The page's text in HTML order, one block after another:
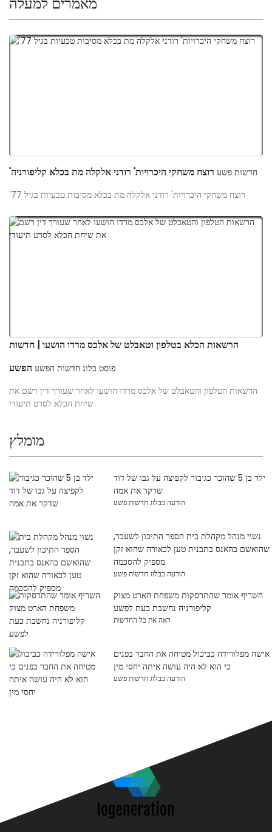
'רוצח משחקי היכרויות' רודני אלקלה מת בכלא קליפורניה חדשות פשע
'רוצח משחקי היכרויות' רודני אלקלה מת בכלא מסיבות טבעיות בגיל 77
הרשאות הכלא בטלפון וטאבלט של אלכס מרדו הושעו | חדשות
הפשע פוסט בלוג חדשות הפשע
הרשאות הטלפון והטאבלט של אלכס מרדו הושעו לאחר שעורך דין רשם את
שיחת הכלא לסרט תיעודי
מומלץ
ילד בן 5 שהוכר כגיבור לקפיצה על גבו של דוד
שדקר את אמה
הודעה בבלוג חדשות פשע
נשוי מנהל מקהלת בית הספר התיכון לשעבר,
שהואשם בהאנס בתבנית טען לכאורה שהוא זקן
מספיק להסכמה
הודעה בבלוג חדשות פשע
השריף אומר שהתרסקות משפחת הארט מצוק
קליפורניה נחשבת כעת לפשע
ראה את כל החדשות
אישה מפלורידה כביכול מטיחה את החבר בפנים
כי הוא לא היה עושה איתה יחסי מין
הודעה בבלוג חדשות פשע